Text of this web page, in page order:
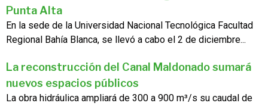
Punta Alta
En la sede de la Universidad Nacional Tecnológica Facultad
Regional Bahía Blanca, se llevó a cabo el 2 de diciembre...
La reconstrucción del Canal Maldonado sumará
nuevos espacios públicos
La obra hidráulica ampliará de 300 a 900 m³/s su caudal de